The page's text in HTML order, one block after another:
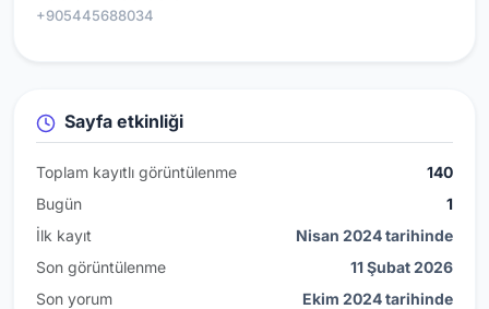
+905445688034
Sayfa etkinliği
Toplam kayıtlı görüntülenme
140
Bugün
1
İlk kayıt
Nisan 2024 tarihinde
Son görüntülenme
11 Şubat 2026
Son yorum
Ekim 2024 tarihinde